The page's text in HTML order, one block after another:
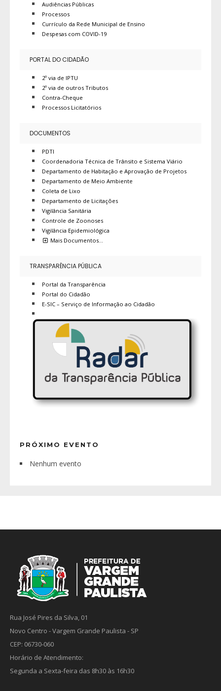
Audiências Públicas
Processos
Currículo da Rede Municipal de Ensino
Despesas com COVID-19
PORTAL DO CIDADÃO
2º via de IPTU
2º via de outros Tributos
Contra-Cheque
Processos Licitatórios
DOCUMENTOS
PDTI
Coordenadoria Técnica de Trânsito e Sistema Viário
Departamento de Habitação e Aprovação de Projetos
Departamento de Meio Ambiente
Coleta de Lixo
Departamento de Licitações
Vigilância Sanitária
Controle de Zoonoses
Vigilância Epidemiológica
Mais Documentos…
TRANSPARÊNCIA PÚBLICA
Portal da Transparência
Portal do Cidadão
E-SIC – Serviço de Informação ao Cidadão
PRÓXIMO EVENTO
Nenhum evento
Rua José Pires da Silva, 01
Novo Centro - Vargem Grande Paulista - SP
CEP: 06730-060
Horário de Atendimento:
Segunda a Sexta-feira das 8h30 às 16h30